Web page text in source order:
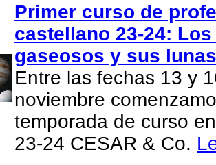
Primer curso de
castellano 23-24:
gaseosos y sus
Entre las fechas 13 y
noviembre
temporada de curso
23-24 CESAR & Co.